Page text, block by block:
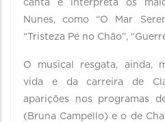
canta e interpreta os
Nunes, como “O Mar
“Tristeza Pé no Chão”,
O musical resgata, ainda,
vida e da carreira de
aparições nos programas
(Bruna Campello) e o de